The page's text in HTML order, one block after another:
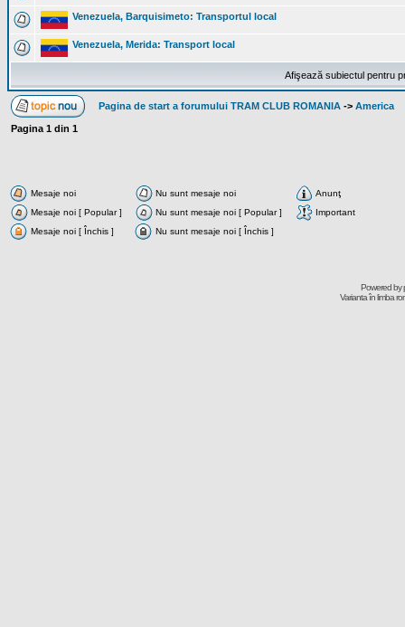
Venezuela, Barquisimeto: Transportul local
Venezuela, Merida: Transport local
Afişează subiectul pentru
Pagina de start a forumului TRAM CLUB ROMANIA -> America
Pagina 1 din 1
Mesaje noi Nu sunt mesaje noi
Anunţ
Mesaje noi [ Popular ]
Nu sunt mesaje noi [ Popular ]
Important
Mesaje noi [ Închis ]
Nu sunt mesaje noi [ Închis ]
Powered by
Varianta în limba